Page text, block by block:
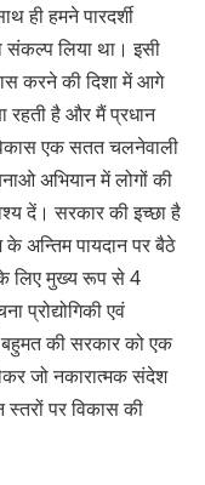
ही हमने पारदर्शी
लिया था। इसी
करने की दिशा में आगे
रहती है और मैं प्रधान
एक सतत चलनेवाली
अभियान में लोगों की
दें। सरकार की इच्छा है
के अन्तिम पायदान पर बैठे
लिए मुख्य रूप से 4
प्रोद्योगिकी एवं
की सरकार को एक
जो नकारात्मक संदेश
स्तरों पर विकास की